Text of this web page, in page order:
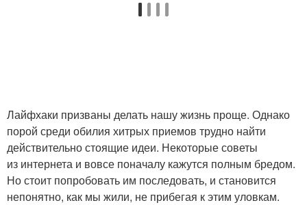
Лайфхаки призваны делать нашу жизнь проще. Однако
порой среди обилия хитрых приемов трудно найти
действительно стоящие идеи. Некоторые советы
из интернета и вовсе поначалу кажутся полным бредом.
Но стоит попробовать им последовать, и становится
непонятно, как мы жили, не прибегая к этим уловкам.